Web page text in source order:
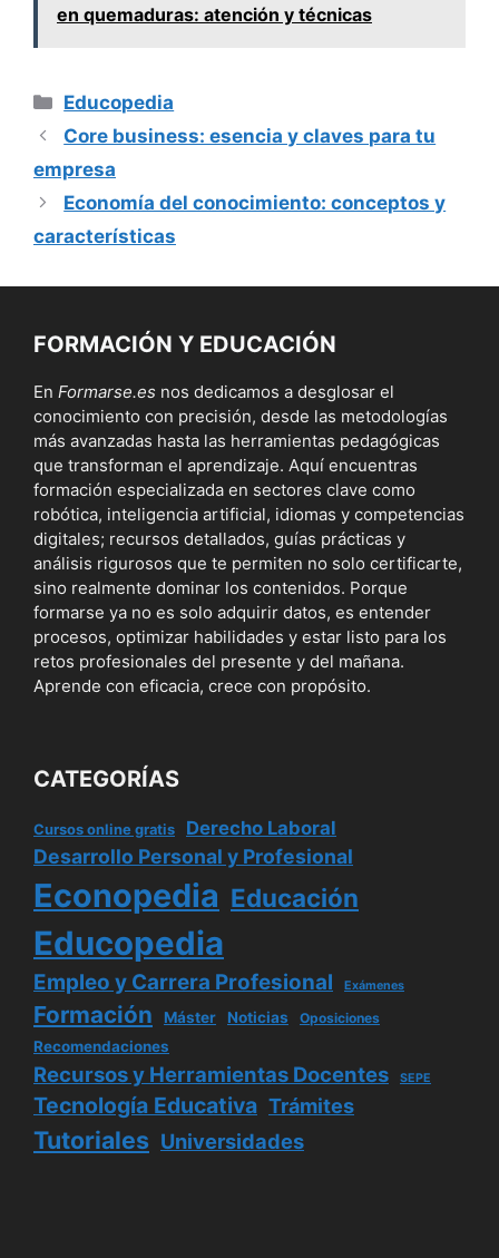
en quemaduras: atención y técnicas
Categorías
Educopedia
Core business: esencia y claves para tu
empresa
Economía del conocimiento: conceptos y
características
FORMACIÓN Y EDUCACIÓN
En Formarse.es nos dedicamos a desglosar el
conocimiento con precisión, desde las metodologías
más avanzadas hasta las herramientas pedagógicas
que transforman el aprendizaje. Aquí encuentras
formación especializada en sectores clave como
robótica, inteligencia artificial, idiomas y competencias
digitales; recursos detallados, guías prácticas y
análisis rigurosos que te permiten no solo certificarte,
sino realmente dominar los contenidos. Porque
formarse ya no es solo adquirir datos, es entender
procesos, optimizar habilidades y estar listo para los
retos profesionales del presente y del mañana.
Aprende con eficacia, crece con propósito.
CATEGORÍAS
Cursos online gratis Derecho Laboral
Desarrollo Personal y Profesional
Econopedia Educación
Educopedia
Empleo y Carrera Profesional Exámenes
Formación Máster Noticias Oposiciones
Recomendaciones
Recursos y Herramientas Docentes SEPE
Tecnología Educativa Trámites
Tutoriales Universidades